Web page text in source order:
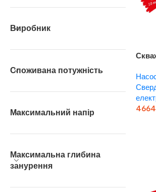
Виробник
Споживана потужність
Максимальний напір
Максимальна глибина
занурення
трос
4664